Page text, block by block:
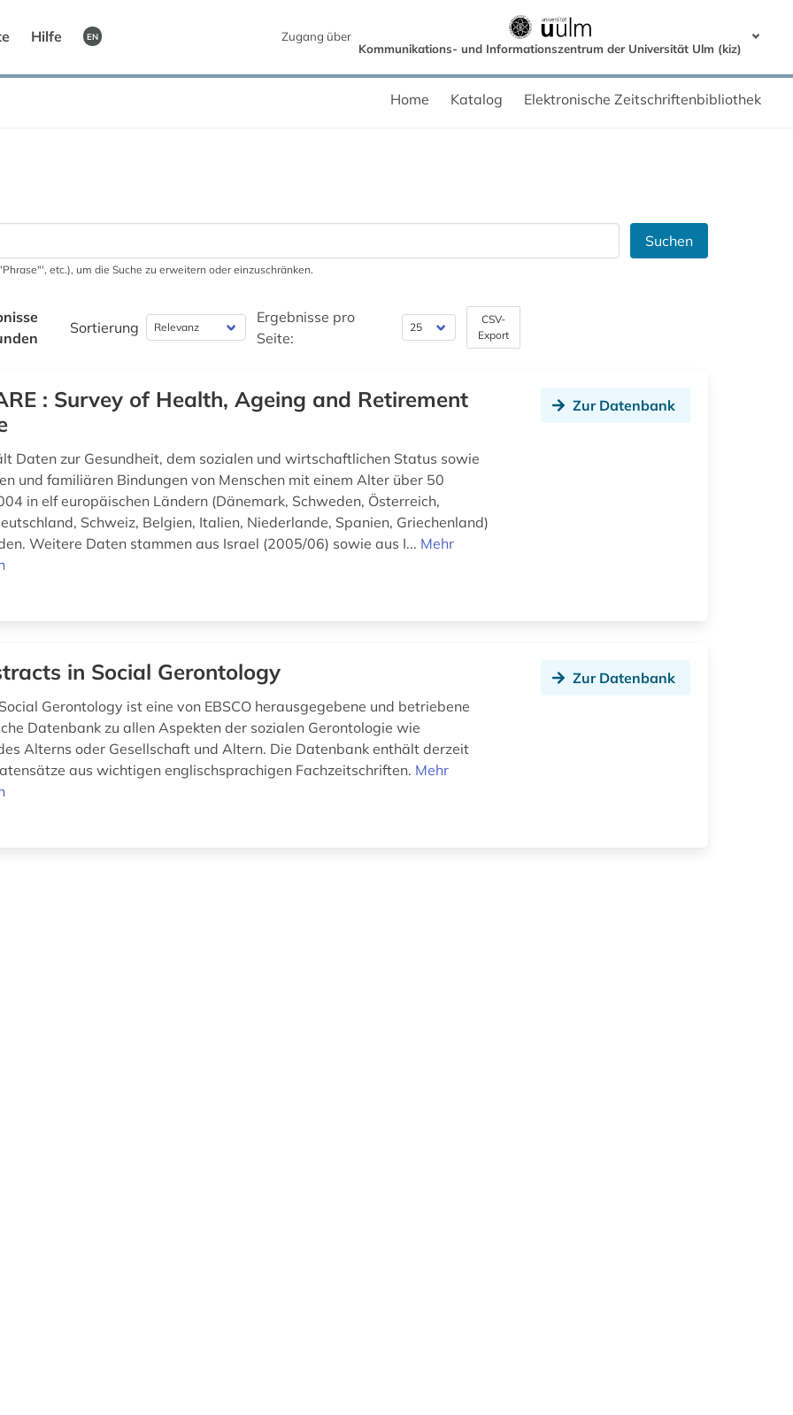
Hilfe EN
Zugang über
Kommunikations- und Informationszentrum der Universität Ulm (kiz)
Home Katalog Elektronische Zeitschriftenbibliothek
Suchen
etc.), um die Suche zu erweitern oder einzuschränken.
Sortierung
Ergebnisse pro
Seite:
CSV-
Export
: Survey of Health, Ageing and Retirement
Daten zur Gesundheit, dem sozialen und wirtschaftlichen Status sowie
und familiären Bindungen von Menschen mit einem Alter über 50
in elf europäischen Ländern (Dänemark, Schweden, Österreich,
Schweiz, Belgien, Italien, Niederlande, Spanien, Griechenland)
Weitere Daten stammen aus Israel (2005/06) sowie aus I... Mehr
Zur Datenbank
in Social Gerontology
Gerontology ist eine von EBSCO herausgegebene und betriebene
Datenbank zu allen Aspekten der sozialen Gerontologie wie
Alterns oder Gesellschaft und Altern. Die Datenbank enthält derzeit
aus wichtigen englischsprachigen Fachzeitschriften. Mehr
Zur Datenbank